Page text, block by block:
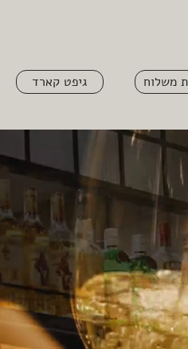
גיפט קארד משלוח